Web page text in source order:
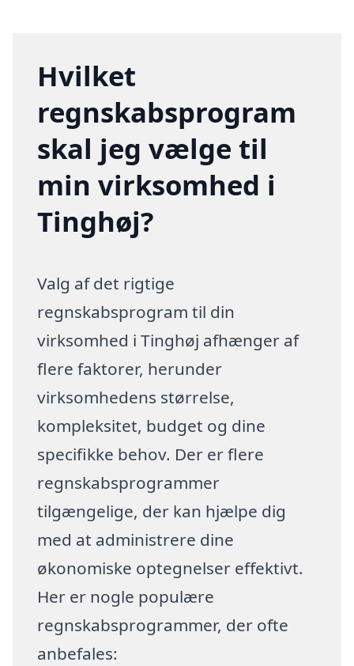
Hvilket
regnskabsprogram
skal jeg vælge til
min virksomhed i
Tinghøj?
Valg af det rigtige
regnskabsprogram til din
virksomhed i Tinghøj afhænger af
flere faktorer, herunder
virksomhedens størrelse,
kompleksitet, budget og dine
specifikke behov. Der er flere
regnskabsprogrammer
tilgængelige, der kan hjælpe dig
med at administrere dine
økonomiske optegnelser effektivt.
Her er nogle populære
regnskabsprogrammer, der ofte
anbefales: